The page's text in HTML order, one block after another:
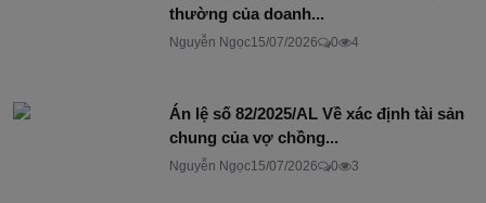
thường của doanh...
Nguyễn Ngọc15/07/2026 0 4
Án lệ số 82/2025/AL Về xác định tài sản
chung của vợ chồng...
Nguyễn Ngọc15/07/2026 0 3